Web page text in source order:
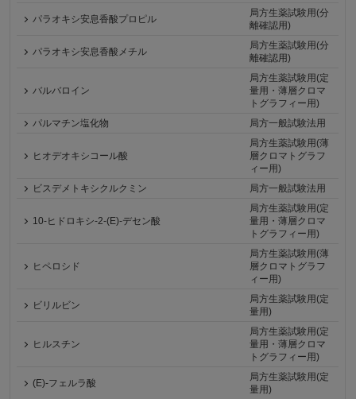
パラオキシ安息香酸プロピル
局方生薬試験用(分
離確認用)
パラオキシ安息香酸メチル
局方生薬試験用(分
離確認用)
バルバロイン
局方生薬試験用(定
量用・薄層クロマ
トグラフィー用)
パルマチン塩化物
局方一般試験法用
ヒオデオキシコール酸
局方生薬試験用(薄
層クロマトグラフ
ィー用)
ビスデメトキシクルクミン
局方一般試験法用
10-ヒドロキシ-2-(E)-デセン酸
局方生薬試験用(定
量用・薄層クロマ
トグラフィー用)
ヒペロシド
局方生薬試験用(薄
層クロマトグラフ
ィー用)
ビリルビン
局方生薬試験用(定
量用)
ヒルスチン
局方生薬試験用(定
量用・薄層クロマ
トグラフィー用)
(E)-フェルラ酸
局方生薬試験用(定
量用)